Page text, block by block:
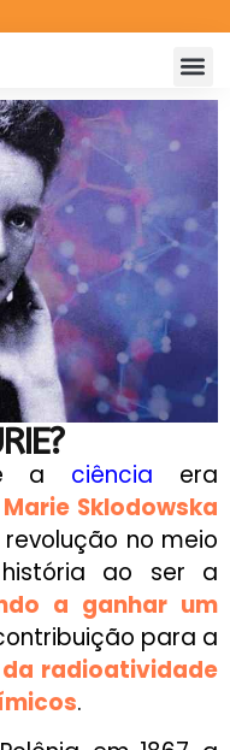
a ciência era
Marie Sklodowska
no meio
ao ser a
a ganhar um
para a
radioatividade
.